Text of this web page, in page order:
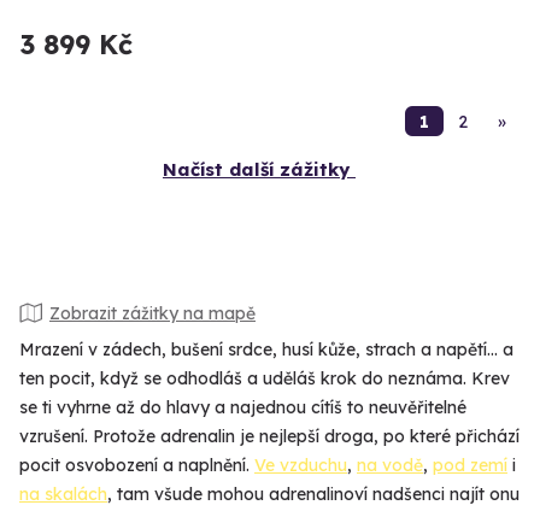
3 899 Kč
1 2 »
Načíst další zážitky
Zobrazit zážitky na mapě
Mrazení v zádech, bušení srdce, husí kůže, strach a napětí… a
ten pocit, když se odhodláš a uděláš krok do neznáma. Krev
se ti vyhrne až do hlavy a najednou cítíš to neuvěřitelné
vzrušení. Protože adrenalin je nejlepší droga, po které přichází
pocit osvobození a naplnění. Ve vzduchu, na vodě, pod zemí i
na skalách, tam všude mohou adrenalinoví nadšenci najít onu